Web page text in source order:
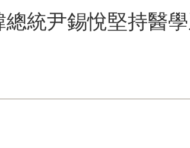
統尹錫悅堅持醫